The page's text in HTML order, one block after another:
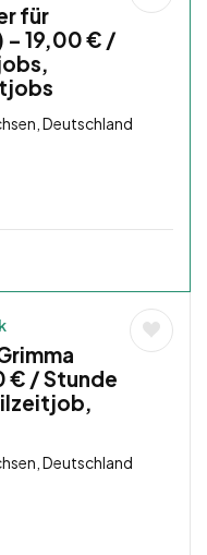
für
– 19,00 € /
Deutschland
€ / Stunde
Deutschland